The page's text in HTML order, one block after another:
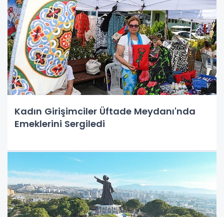
Kadın Girişimciler Üftade Meydanı'nda
Emeklerini Sergiledi